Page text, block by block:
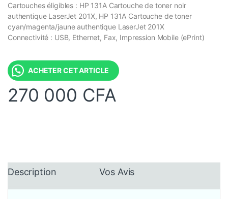
Cartouches éligibles : HP 131A Cartouche de toner noir
authentique LaserJet 201X, HP 131A Cartouche de toner
cyan/magenta/jaune authentique LaserJet 201X
Connectivité : USB, Ethernet, Fax, Impression Mobile (ePrint)
ACHETER CET ARTICLE
270 000 CFA
Description Vos Avis